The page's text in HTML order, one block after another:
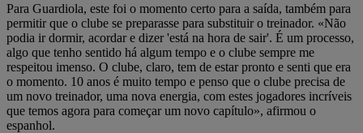
Para Guardiola, este foi o momento certo para a saída, também para
permitir que o clube se preparasse para substituir o treinador. «Não
podia ir dormir, acordar e dizer 'está na hora de sair'. É um processo,
algo que tenho sentido há algum tempo e o clube sempre me
respeitou imenso. O clube, claro, tem de estar pronto e senti que era
o momento. 10 anos é muito tempo e penso que o clube precisa de
um novo treinador, uma nova energia, com estes jogadores incríveis
que temos agora para começar um novo capítulo», afirmou o
espanhol.